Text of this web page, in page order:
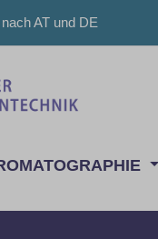
springen
AT und DE